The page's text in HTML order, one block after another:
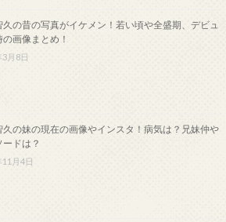
久の昔の写真がイケメン！若い頃や全盛期、デビュ
の画像まとめ！
3月8日
久の妹の現在の画像やインスタ！病気は？兄妹仲や
ードは？
11月4日